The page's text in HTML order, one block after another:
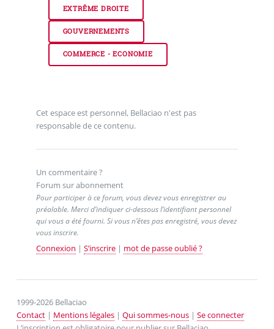
EXTRÊME DROITE
GOUVERNEMENTS
COMMERCE - ECONOMIE
Cet espace est personnel, Bellaciao n'est pas
responsable de ce contenu.
Un commentaire ?
Forum sur abonnement
Pour participer à ce forum, vous devez vous enregistrer au
préalable. Merci d’indiquer ci-dessous l’identifiant personnel
qui vous a été fourni. Si vous n’êtes pas enregistré, vous devez
vous inscrire.
Connexion | S’inscrire| mot de passe oublié ?
1999-2026 Bellaciao
Contact| Mentions légales| Qui sommes-nous| Se connecter